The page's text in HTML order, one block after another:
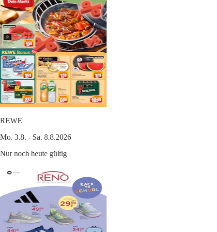
REWE
Mo. 3.8. - Sa. 8.8.2026
Nur noch heute gültig